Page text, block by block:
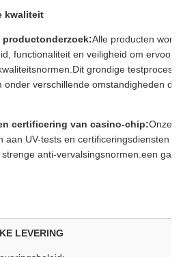
kwaliteit
productonderzoek:Alle producten worden
functionaliteit en veiligheid om ervoor te
grondige testproces
onder verschillende omstandigheden
certificering van casino-chip:Onze
aan UV-tests en certificeringsdiensten om
anti-vervalsingsnormen.een
LEVERING